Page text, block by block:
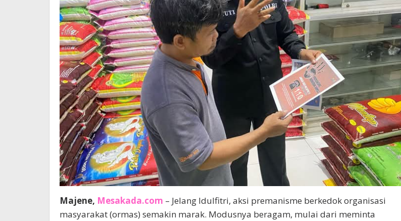
Majene, Mesakada.com – Jelang Idulfitri, aksi premanisme berkedok organisasi
masyarakat (ormas) semakin marak. Modusnya beragam, mulai dari meminta